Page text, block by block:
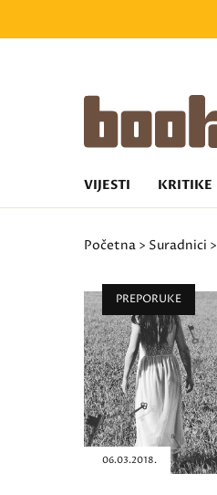
VIJESTI KRITIKE
Početna > Suradnici >
PREPORUKE
06.03.2018.